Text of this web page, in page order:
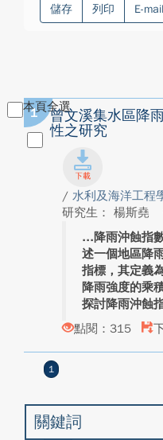
儲存 列印 E-mail
本頁全選
1
曾文溪集水區降
性之研究
/ 水利及海洋工程
研究生： 楊斯堯
降雨沖蝕指
述一個地區降
指標，其定義
降雨強度的乘
探討降雨沖蝕
點閱：315
1
關鍵詞